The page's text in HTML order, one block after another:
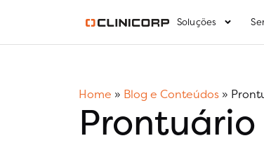
Soluções
Home » Blog e Conteúdos »